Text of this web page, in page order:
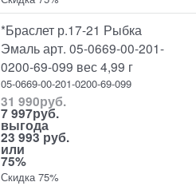
*Браслет р.17-21 Рыбка
Эмаль арт. 05-0669-00-201-
0200-69-099 вес 4,99 г
05-0669-00-201-0200-69-099
31 990руб.
7 997руб.
выгода
23 993 руб.
или
75%
Скидка 75%